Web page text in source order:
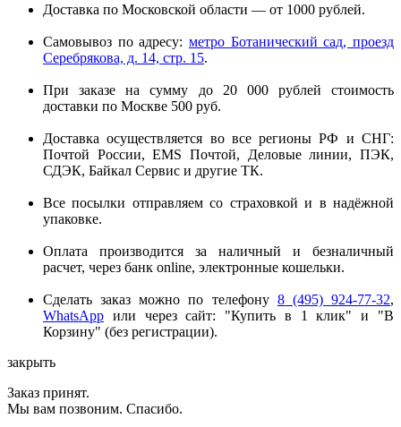
Доставка по Московской области — от 1000 рублей.
Самовывоз по адресу: метро Ботанический сад, проезд
Серебрякова, д. 14, стр. 15.
При заказе на сумму до 20 000 рублей стоимость
доставки по Москве 500 руб.
Доставка осуществляется во все регионы РФ и СНГ:
Почтой России, EMS Почтой, Деловые линии, ПЭК,
СДЭК, Байкал Сервис и другие ТК.
Все посылки отправляем со страховкой и в надёжной
упаковке.
Оплата производится за наличный и безналичный
расчет, через банк online, электронные кошельки.
Сделать заказ можно по телефону 8 (495) 924-77-32,
WhatsApp или через сайт: "Купить в 1 клик" и "В
Корзину" (без регистрации).
закрыть
Заказ принят.
Мы вам позвоним. Спасибо.